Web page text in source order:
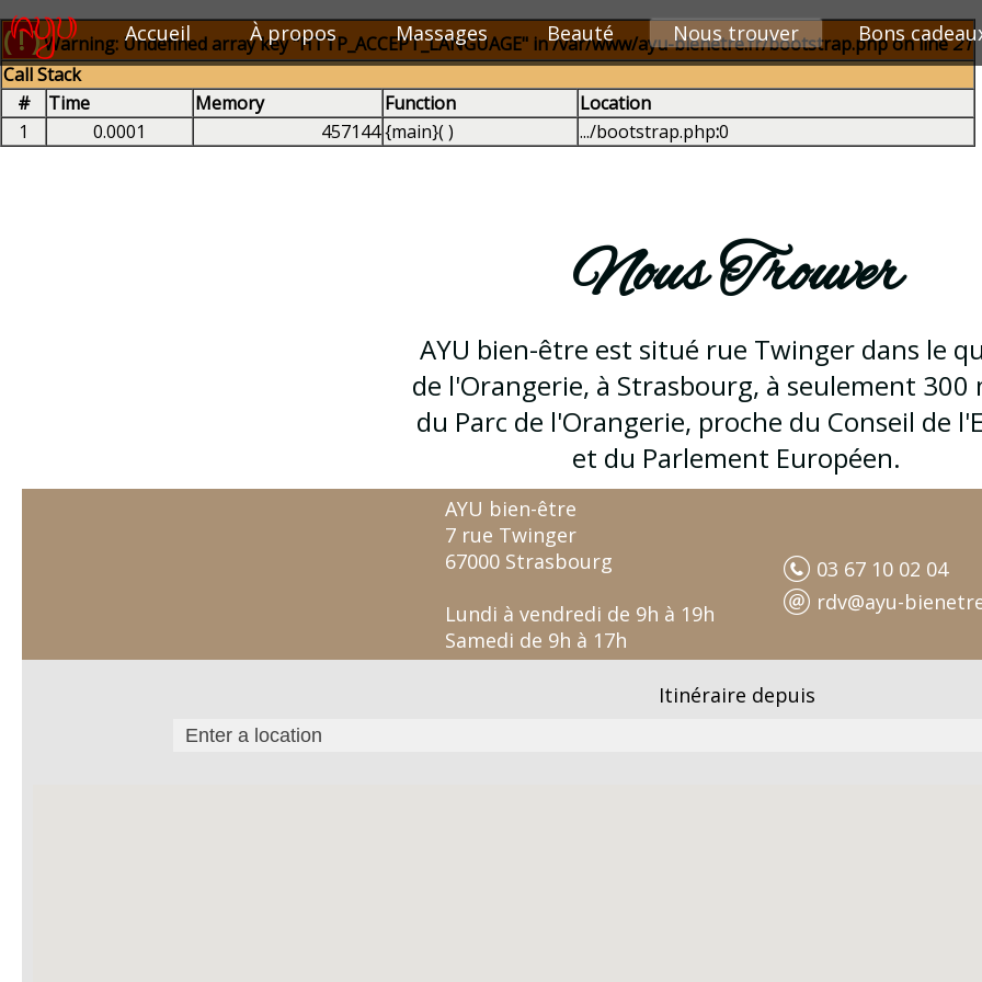
( ! )Warning: Undefined array key "HTTP_ACCEPT_LANGUAGE" in /var/www/ayu-bienetre.fr/bootstrap.php on line21
Call Stack
#
Time Memory Function
Location
1
0.0001 457144{main}( ) .../bootstrap.php:0
Accueil À propos Massages Beauté Nous trouver Bons
Nous Trouver
AYU bien-être est situé rue Twinger dans le
de l'Orangerie, à Strasbourg, à seulement 300
du Parc de l'Orangerie, proche du Conseil de
et du Parlement Européen.
AYU bien-être
7 rue Twinger
67000 Strasbourg
Lundi à vendredi de 9h à 19h
Samedi de 9h à 17h
03 67 10 02 04
rdv@ayu-
Itinéraire depuis